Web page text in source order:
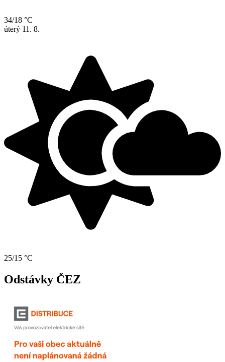
34/18 °C
úterý 11. 8.
25/15 °C
Odstávky ČEZ